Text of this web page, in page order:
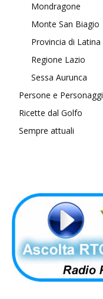
Mondragone
Monte San Biagio
Provincia di Latina
Regione Lazio
Sessa Aurunca
Persone e Personaggi
Ricette dal Golfo
Sempre attuali